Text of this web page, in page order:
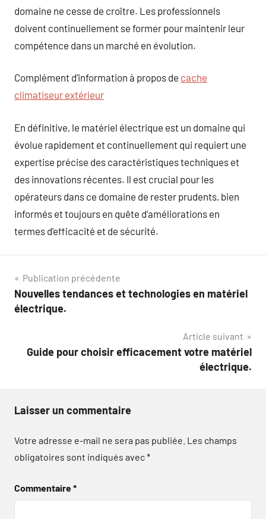
domaine ne cesse de croître. Les professionnels
doivent continuellement se former pour maintenir leur
compétence dans un marché en évolution.
Complément d’information à propos de cache
climatiseur extérieur
En définitive, le matériel électrique est un domaine qui
évolue rapidement et continuellement qui requiert une
expertise précise des caractéristiques techniques et
des innovations récentes. Il est crucial pour les
opérateurs dans ce domaine de rester prudents, bien
informés et toujours en quête d’améliorations en
termes d’efficacité et de sécurité.
Navigation
de
Publication précédente
Nouvelles tendances et technologies en matériel
électrique.
Article suivant
Guide pour choisir efficacement votre matériel
électrique.
Laisser un commentaire
Votre adresse e-mail ne sera pas publiée. Les champs
obligatoires sont indiqués avec*
Commentaire*